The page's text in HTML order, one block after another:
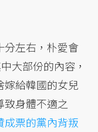
分左右，朴愛會
大部份的內容，
嫁給韓國的女兒
身體不適之
成票的黨內背叛